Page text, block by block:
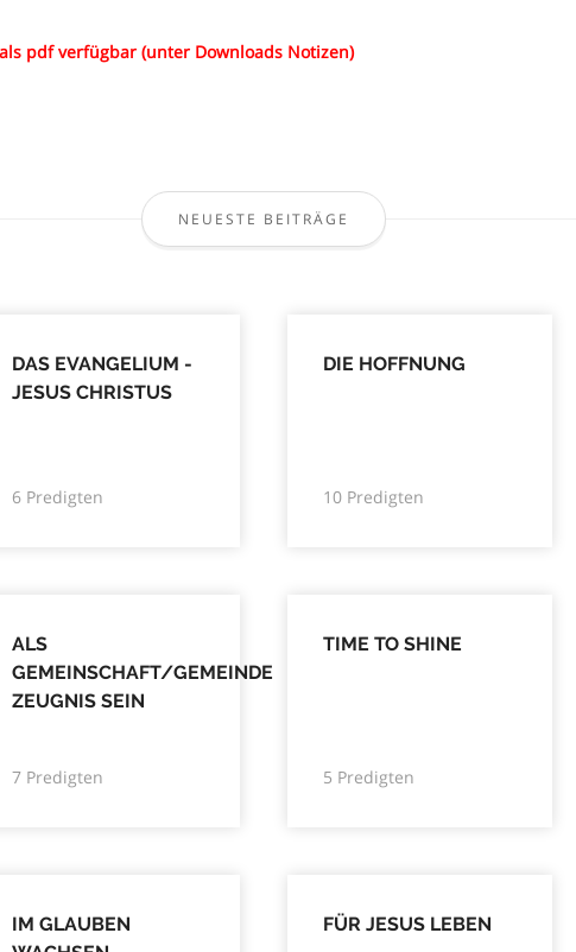
pdf verfügbar (unter Downloads Notizen)
NEUESTE BEITRÄGE
DAS EVANGELIUM -
JESUS CHRISTUS
6 Predigten
DIE HOFFNUNG
10 Predigten
ALS
GEMEINSCHAFT/GEMEINDE
ZEUGNIS SEIN
7 Predigten
TIME TO SHINE
5 Predigten
IM GLAUBEN
FÜR JESUS LEBEN